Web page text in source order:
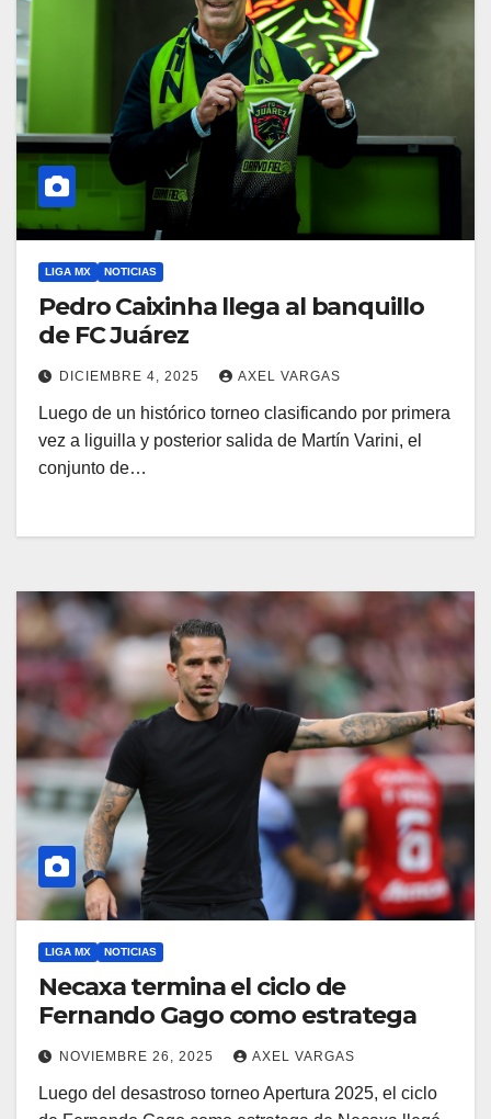
LIGA MX NOTICIAS
Pedro Caixinha llega al banquillo
de FC Juárez
DICIEMBRE 4, 2025 AXEL VARGAS
Luego de un histórico torneo clasificando por primera
vez a liguilla y posterior salida de Martín Varini, el
conjunto de…
LIGA MX NOTICIAS
Necaxa termina el ciclo de
Fernando Gago como estratega
NOVIEMBRE 26, 2025 AXEL VARGAS
Luego del desastroso torneo Apertura 2025, el ciclo